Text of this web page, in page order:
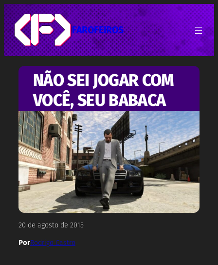
Pular
para
o
conteúdo
FAROFEIROS
NÃO SEI JOGAR COM
VOCÊ, SEU BABACA
20 de agosto de 2015
PorRodrigo Castro